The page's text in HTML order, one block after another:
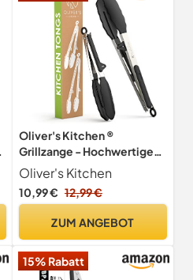
Oliver's Kitchen ®
Grillzange - Hochwertige
Küchenzange aus Edelstahl
und Silikon - 2er Set,
hitzebeständig, schwarz -
mit Verriegelungsclip
Oliver's Kitchen
10,99 € 12,99 €
ZUM ANGEBOT
15% Rabatt